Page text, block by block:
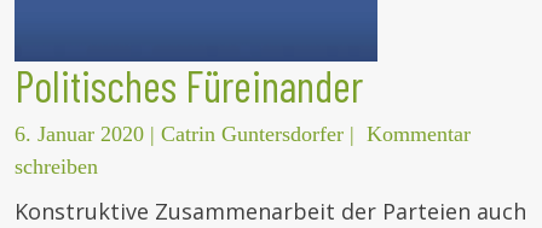
Politisches Füreinander
6. Januar 2020 | Catrin Guntersdorfer | Kommentar
schreiben
Konstruktive Zusammenarbeit der Parteien auch